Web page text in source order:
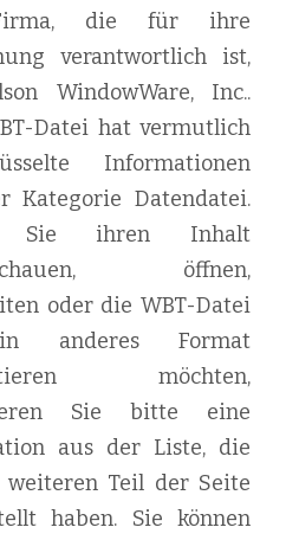
die für ihre
verantwortlich ist,
WindowWare, Inc..
Datei hat vermutlich
Informationen
Kategorie Datendatei.
Sie ihren Inhalt
öffnen,
oder die WBT-Datei
anderes Format
möchten,
Sie bitte eine
aus der Liste, die
Teil der Seite
haben. Sie können